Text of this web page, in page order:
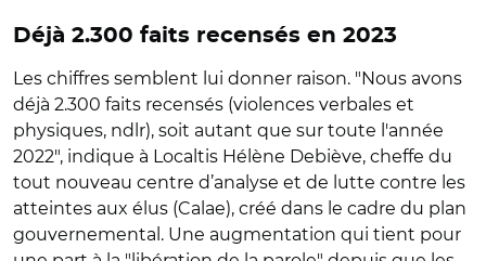
Déjà 2.300 faits recensés en 2023
Les chiffres semblent lui donner raison. "Nous avons
déjà 2.300 faits recensés (violences verbales et
physiques, ndlr), soit autant que sur toute l'année
2022", indique à Localtis Hélène Debiève, cheffe du
tout nouveau centre d’analyse et de lutte contre les
atteintes aux élus (Calae), créé dans le cadre du plan
gouvernemental. Une augmentation qui tient pour